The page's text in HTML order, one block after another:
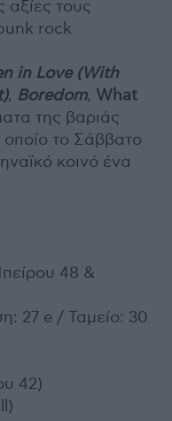
αξίες τους
rock
in Love (With
, Boredom, What
της βαριάς
το Σάββατο
κοινό ένα
48 &
27 e / Ταμείο: 30
42)